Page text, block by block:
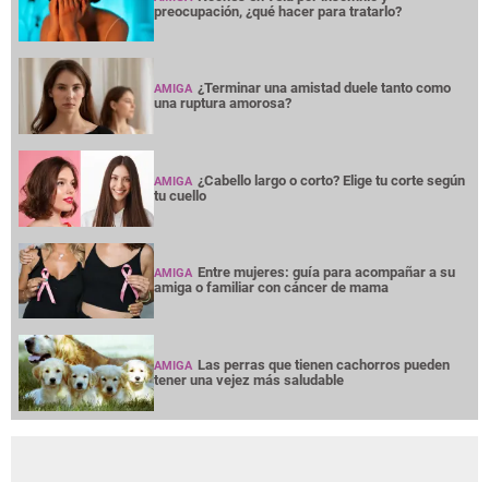
preocupación, ¿qué hacer para tratarlo?
AMIGA ¿Terminar una amistad duele tanto como
una ruptura amorosa?
AMIGA ¿Cabello largo o corto? Elige tu corte según
tu cuello
AMIGA Entre mujeres: guía para acompañar a su
amiga o familiar con cáncer de mama
AMIGA Las perras que tienen cachorros pueden
tener una vejez más saludable